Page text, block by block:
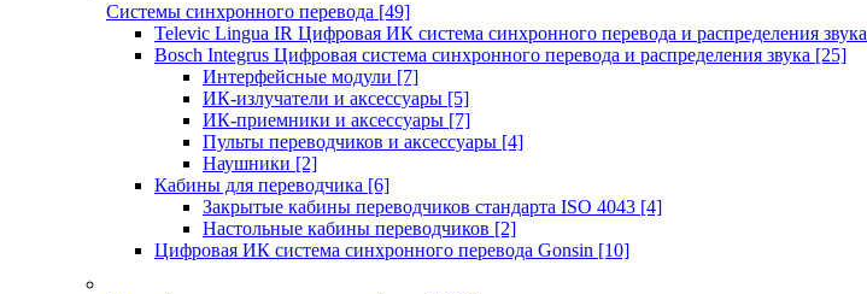
Системы синхронного перевода [49]
Televic Lingua IR Цифровая ИК система синхронного перевода и распределения звука
Bosch Integrus Цифровая система синхронного перевода и распределения звука [25]
Интерфейсные модули [7]
ИК-излучатели и аксессуары [5]
ИК-приемники и аксессуары [7]
Пульты переводчиков и аксессуары [4]
Наушники [2]
Кабины для переводчика [6]
Закрытые кабины переводчиков стандарта ISO 4043 [4]
Настольные кабины переводчиков [2]
Цифровая ИК система синхронного перевода Gonsin [10]